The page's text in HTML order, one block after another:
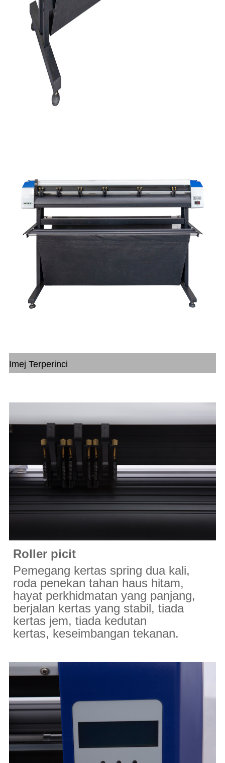
Imej Terperinci
Roller picit
Pemegang kertas spring dua kali,
roda penekan tahan haus hitam,
hayat perkhidmatan yang panjang,
berjalan kertas yang stabil, tiada
kertas jem, tiada kedutan
kertas, keseimbangan tekanan.